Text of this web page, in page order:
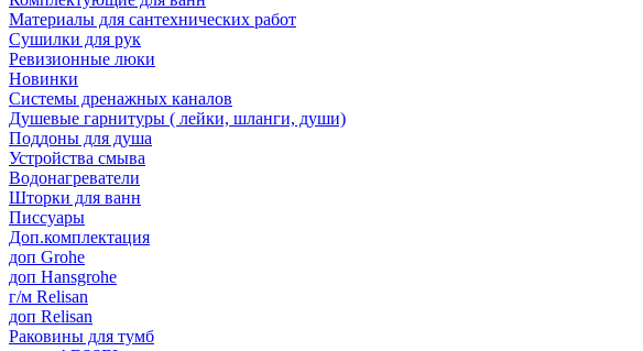
Материалы для сантехнических работ
Сушилки для рук
Ревизионные люки
Новинки
Системы дренажных каналов
Душевые гарнитуры ( лейки, шланги, души)
Поддоны для душа
Устройства смыва
Водонагреватели
Шторки для ванн
Писсуары
Доп.комплектация
доп Grohe
доп Hansgrohe
г/м Relisan
доп Relisan
Раковины для тумб